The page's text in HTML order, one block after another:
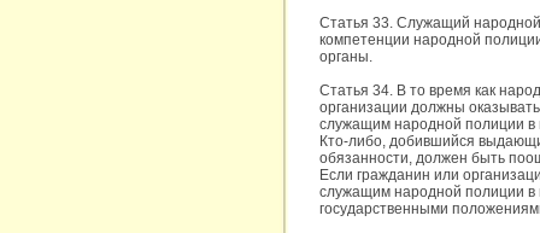
Статья 33. Служащий
компетенции народной
органы.
Статья 34. В то время как
организации должны
служащим народной полиции
Кто-либо, добившийся
обязанности, должен быть
Если гражданин или
служащим народной полиции в
государственными